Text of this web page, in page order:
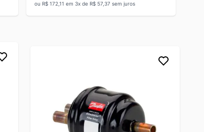
ou R$ 172,11 em 3x de R$ 57,37 sem juros